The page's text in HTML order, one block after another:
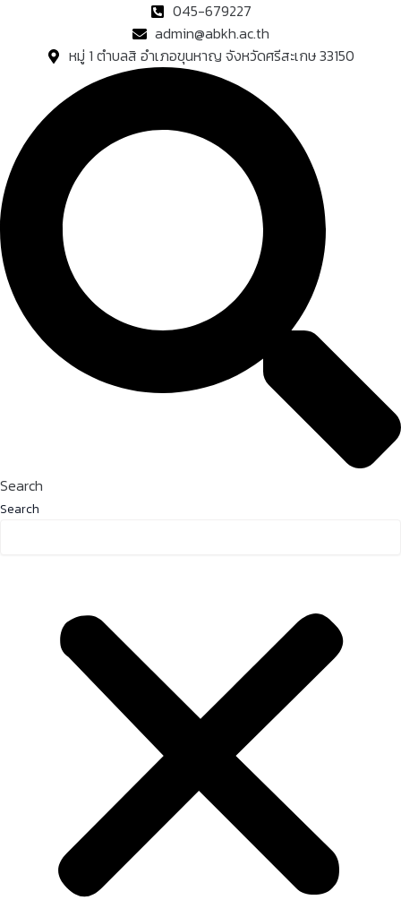
045-679227
admin@abkh.ac.th
หมู่ 1 ตำบลสิ อำเภอขุนหาญ จังหวัดศรีสะเกษ 33150
Search
Search